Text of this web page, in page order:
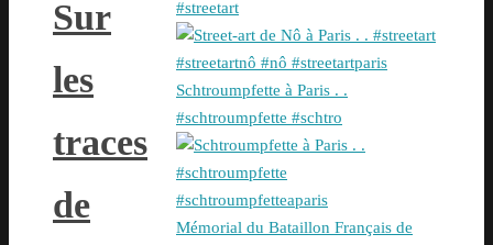
Sur
les
traces
de
#streetart
Schtroumpfette à Paris . .
#schtroumpfette #schtro
Mémorial du Bataillon Français de